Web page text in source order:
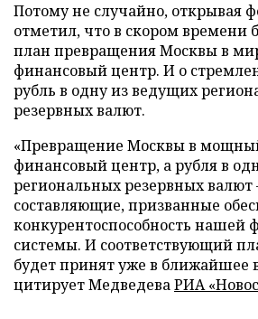
Потому не случайно, открывая
отметил, что в скором времени
план превращения Москвы в
финансовый центр. И о
рубль в одну из ведущих
резервных валют.
«Превращение Москвы в
финансовый центр, а рубля в
региональных резервных валют
составляющие, призванные
конкурентоспособность нашей
системы. И соответствующий
будет принят уже в ближайшее
цитирует МедведеваРИА